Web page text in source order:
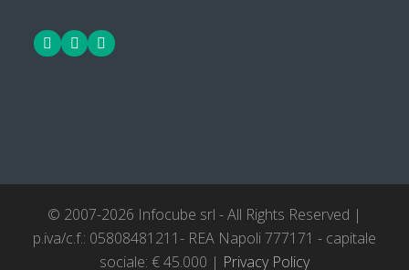
Facebook
LinkedInTwitter
© 2007-2026 Infocube srl - All Rights Reserved |
p.iva/c.f.: 05808481211- REA Napoli 777171 - capitale
sociale: € 45.000 | Privacy Policy